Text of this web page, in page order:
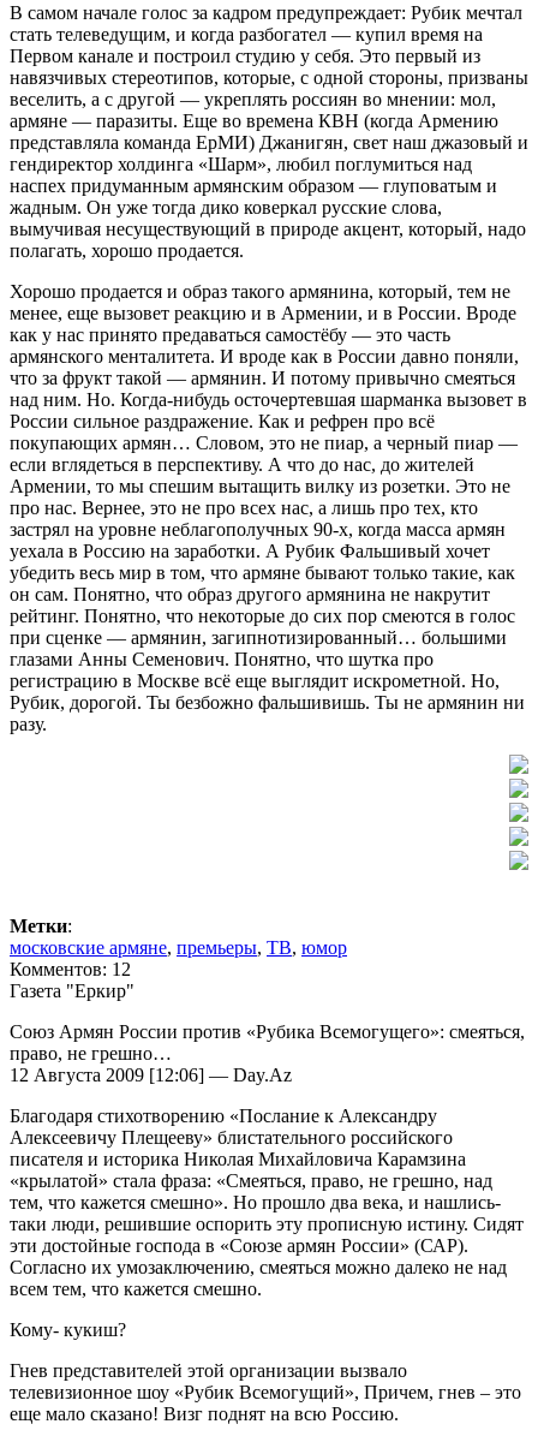
В самом начале голос за кадром предупреждает: Рубик мечтал
стать телеведущим, и когда разбогател — купил время на
Первом канале и построил студию у себя. Это первый из
навязчивых стереотипов, которые, с одной стороны, призваны
веселить, а с другой — укреплять россиян во мнении: мол,
армяне — паразиты. Еще во времена КВН (когда Армению
представляла команда ЕрМИ) Джанигян, свет наш джазовый и
гендиректор холдинга «Шарм», любил поглумиться над
наспех придуманным армянским образом — глуповатым и
жадным. Он уже тогда дико коверкал русские слова,
вымучивая несуществующий в природе акцент, который, надо
полагать, хорошо продается.
Хорошо продается и образ такого армянина, который, тем не
менее, еще вызовет реакцию и в Армении, и в России. Вроде
как у нас принято предаваться самостёбу — это часть
армянского менталитета. И вроде как в России давно поняли,
что за фрукт такой — армянин. И потому привычно смеяться
над ним. Но. Когда-нибудь осточертевшая шарманка вызовет в
России сильное раздражение. Как и рефрен про всё
покупающих армян… Словом, это не пиар, а черный пиар —
если вглядеться в перспективу. А что до нас, до жителей
Армении, то мы спешим вытащить вилку из розетки. Это не
про нас. Вернее, это не про всех нас, а лишь про тех, кто
застрял на уровне неблагополучных 90-х, когда масса армян
уехала в Россию на заработки. А Рубик Фальшивый хочет
убедить весь мир в том, что армяне бывают только такие, как
он сам. Понятно, что образ другого армянина не накрутит
рейтинг. Понятно, что некоторые до сих пор смеются в голос
при сценке — армянин, загипнотизированный… большими
глазами Анны Семенович. Понятно, что шутка про
регистрацию в Москве всё еще выглядит искрометной. Но,
Рубик, дорогой. Ты безбожно фальшивишь. Ты не армянин ни
разу.
Метки:
московские армяне, премьеры, ТВ, юмор
Комментов: 12
Газета "Еркир"
Союз Армян России против «Рубика Всемогущего»: смеяться,
право, не грешно…
12 Августа 2009 [12:06] — Day.Az
Благодаря стихотворению «Послание к Александру
Алексеевичу Плещееву» блистательного российского
писателя и историка Николая Михайловича Карамзина
«крылатой» стала фраза: «Смеяться, право, не грешно, над
тем, что кажется смешно». Но прошло два века, и нашлись-
таки люди, решившие оспорить эту прописную истину. Сидят
эти достойные господа в «Союзе армян России» (САР).
Согласно их умозаключению, смеяться можно далеко не над
всем тем, что кажется смешно.
Кому- кукиш?
Гнев представителей этой организации вызвало
телевизионное шоу «Рубик Всемогущий», Причем, гнев – это
еще мало сказано! Визг поднят на всю Россию.